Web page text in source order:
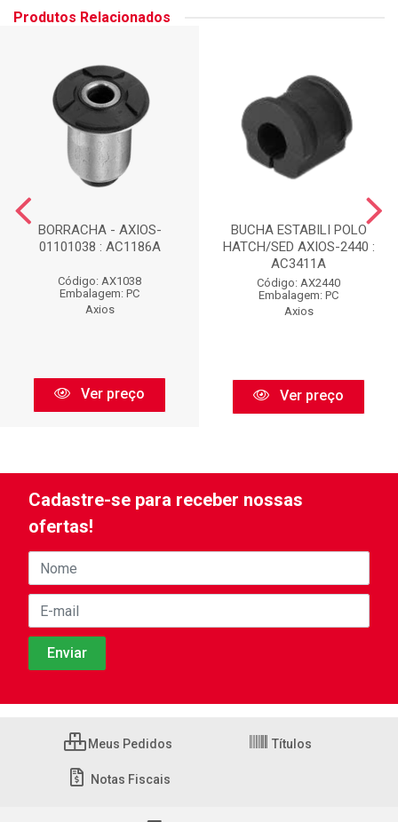
Produtos Relacionados
BORRACHA - AXIOS-
01101038 : AC1186A
Código: AX1038
Embalagem: PC
Axios
Ver preço
BUCHA ESTABILI POLO
HATCH/SED AXIOS-2440 :
AC3411A
Código: AX2440
Embalagem: PC
Axios
Ver preço
Cadastre-se para receber nossas
ofertas!
Meus Pedidos Títulos
Notas Fiscais